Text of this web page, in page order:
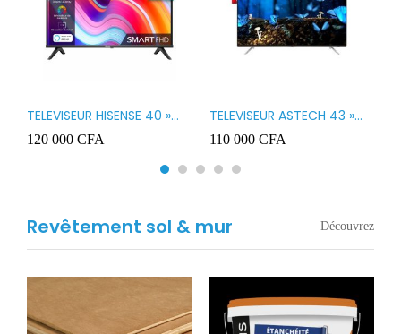
TELEVISEUR HISENSE 40 »
LED SMART VIDAA 40A4K
120 000 CFA
TELEVISEUR ASTECH 43 »
LED 43OD15
110 000 CFA
Revêtement sol & mur Découvrez